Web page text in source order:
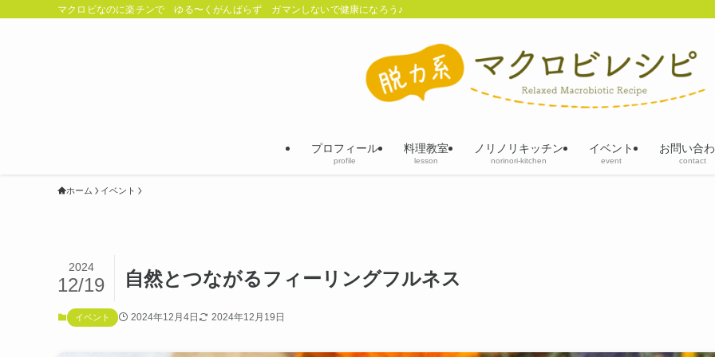
マクロビなのに楽チンで ゆる〜くがんばらず ガマンしないで健康になろう♪
プロフィール
profile
料理教室
lesson
ノリノリキッチン
norinori-kitchen
イベント
event
お問い合
contact
ホーム イベント
自然とつながるフィーリングフルネス
2024
12/19
イベント 2024年12月4日 2024年12月19日